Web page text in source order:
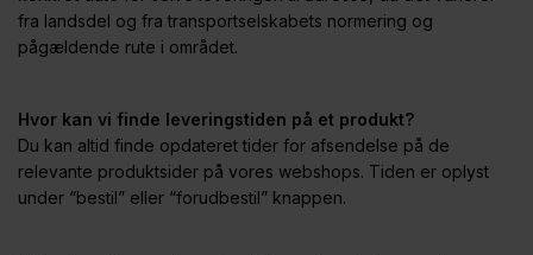
fra landsdel og fra transportselskabets normering og
pågældende rute i området.
Hvor kan vi finde leveringstiden på et produkt?
Du kan altid finde opdateret tider for afsendelse på de
relevante produktsider på vores webshops. Tiden er oplyst
under “bestil” eller “forudbestil” knappen.